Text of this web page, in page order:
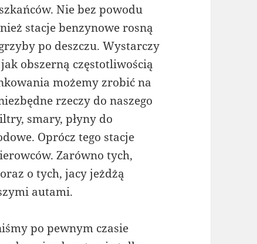
Nie bez powodu
stacje benzynowe rosną
po deszczu. Wystarczy
obszerną częstotliwością
możemy zrobić na
rzeczy do naszego
smary, płyny do
Oprócz tego stacje
Zarówno tych,
o tych, jacy jeżdżą
autami.
po pewnym czasie